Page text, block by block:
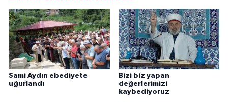
Sami Aydın ebediyete
uğurlandı
Bizi biz yapan
değerlerimizi
kaybediyoruz